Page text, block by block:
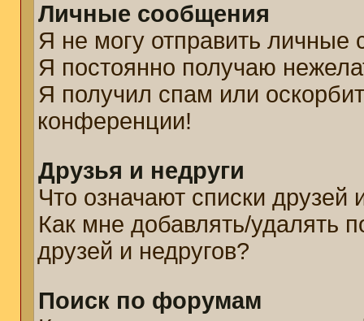
Личные сообщения
Я не могу отправить личные
Я постоянно получаю
Я получил спам или
конференции!
Друзья и недруги
Что означают списки друзей
Как мне добавлять/удалять
друзей и недругов?
Поиск по форумам